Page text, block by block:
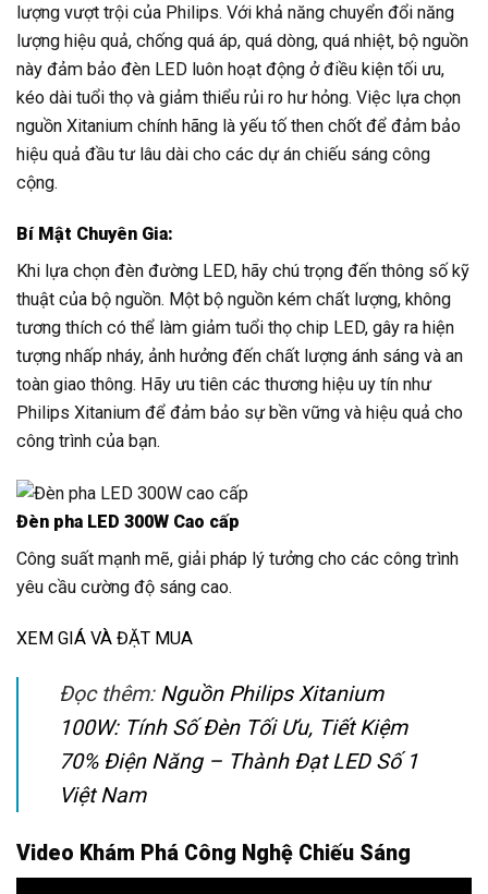
lượng vượt trội của Philips. Với khả năng chuyển đổi năng
lượng hiệu quả, chống quá áp, quá dòng, quá nhiệt, bộ nguồn
này đảm bảo đèn LED luôn hoạt động ở điều kiện tối ưu,
kéo dài tuổi thọ và giảm thiểu rủi ro hư hỏng. Việc lựa chọn
nguồn Xitanium chính hãng là yếu tố then chốt để đảm bảo
hiệu quả đầu tư lâu dài cho các dự án chiếu sáng công
cộng.
Bí Mật Chuyên Gia:
Khi lựa chọn đèn đường LED, hãy chú trọng đến thông số kỹ
thuật của bộ nguồn. Một bộ nguồn kém chất lượng, không
tương thích có thể làm giảm tuổi thọ chip LED, gây ra hiện
tượng nhấp nháy, ảnh hưởng đến chất lượng ánh sáng và an
toàn giao thông. Hãy ưu tiên các thương hiệu uy tín như
Philips Xitanium để đảm bảo sự bền vững và hiệu quả cho
công trình của bạn.
Đèn pha LED 300W Cao cấp
Công suất mạnh mẽ, giải pháp lý tưởng cho các công trình
yêu cầu cường độ sáng cao.
XEM GIÁ VÀ ĐẶT MUA
Đọc thêm: Nguồn Philips Xitanium
100W: Tính Số Đèn Tối Ưu, Tiết Kiệm
70% Điện Năng – Thành Đạt LED Số 1
Việt Nam
Video Khám Phá Công Nghệ Chiếu Sáng